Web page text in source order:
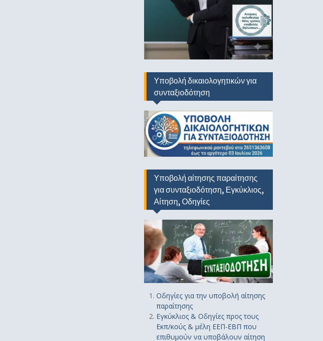
Υποβολή δικαιολογητικών για
συνταξιοδότηση
Υποβολή αίτησης παραίτησης
για συνταξιοδότηση, Εγκύκλιος,
Αίτηση, Οδηγίες
Οδηγίεςγια την υποβολή αίτησης
παραίτησης
Εγκύκλιος & Οδηγίες προς τους
Εκπ/κούς & μέλη ΕΕΠ-ΕΒΠ που
επιθυμούν να υποβάλουν αίτηση